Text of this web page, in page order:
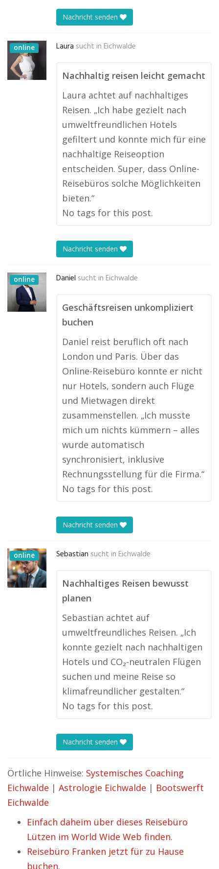
Nachricht senden
online Laura sucht in Eichwalde
Nachhaltig reisen leicht gemacht
Laura achtet auf nachhaltiges
Reisen. „Ich habe gezielt nach
umweltfreundlichen Hotels
gefiltert und konnte mich für eine
nachhaltige Reiseoption
entscheiden. Super, dass Online-
Reisebüros solche Möglichkeiten
bieten.“
No tags for this post.
Nachricht senden
online Daniel sucht in Eichwalde
Geschäftsreisen unkompliziert
buchen
Daniel reist beruflich oft nach
London und Paris. Über das
Online-Reisebüro konnte er nicht
nur Hotels, sondern auch Flüge
und Mietwagen direkt
zusammenstellen. „Ich musste
mich um nichts kümmern – alles
wurde automatisch
synchronisiert, inklusive
Rechnungsstellung für die Firma.“
No tags for this post.
Nachricht senden
online Sebastian sucht in Eichwalde
Nachhaltiges Reisen bewusst
planen
Sebastian achtet auf
umweltfreundliches Reisen. „Ich
konnte gezielt nach nachhaltigen
Hotels und CO₂-neutralen Flügen
suchen und meine Reise so
klimafreundlicher gestalten.“
No tags for this post.
Nachricht senden
Örtliche Hinweise: Systemisches Coaching
Eichwalde | Astrologie Eichwalde | Bootswerft
Eichwalde
Einfach daheim über dieses Reisebüro
Lützen im World Wide Web finden.
Reisebüro Franken jetzt für zu Hause
buchen.